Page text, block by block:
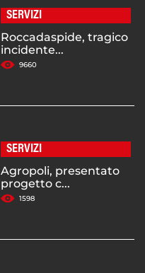
SERVIZI
Roccadaspide, tragico
incidente...
9660
SERVIZI
Agropoli, presentato
progetto c...
1598